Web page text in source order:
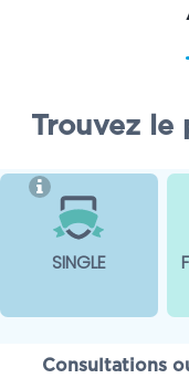
Trouvez le
SINGLE
Consultations